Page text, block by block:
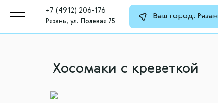
+7 (4912) 206-176
Рязань, ул. Полевая 75
Ваш город:
Хосомаки с креветкой